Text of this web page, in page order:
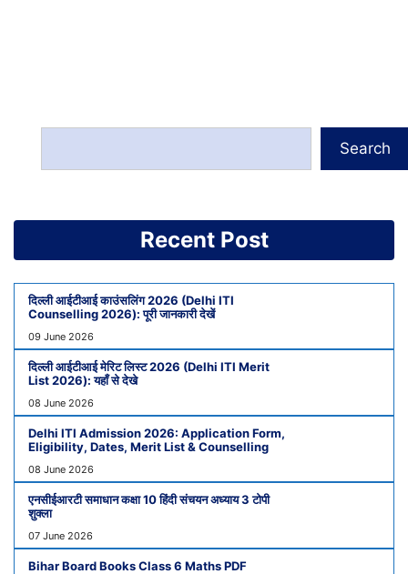
Search
Recent Post
दिल्ली आईटीआई काउंसलिंग 2026 (Delhi ITI
Counselling 2026): पूरी जानकारी देखें
09 June 2026
दिल्ली आईटीआई मेरिट लिस्ट 2026 (Delhi ITI Merit
List 2026): यहाँ से देखे
08 June 2026
Delhi ITI Admission 2026: Application Form,
Eligibility, Dates, Merit List & Counselling
08 June 2026
एनसीईआरटी समाधान कक्षा 10 हिंदी संचयन अध्याय 3 टोपी
शुक्ला
07 June 2026
Bihar Board Books Class 6 Maths PDF